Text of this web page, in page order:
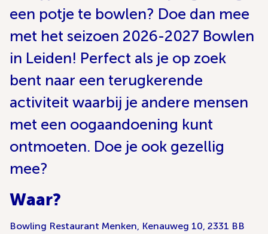
een potje te bowlen? Doe dan mee
met het seizoen 2026-2027 Bowlen
in Leiden! Perfect als je op zoek
bent naar een terugkerende
activiteit waarbij je andere mensen
met een oogaandoening kunt
ontmoeten. Doe je ook gezellig
mee?
Waar?
Bowling Restaurant Menken, Kenauweg 10, 2331 BB